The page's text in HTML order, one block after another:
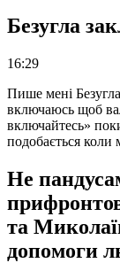
Безугла
16:29
Пише мені
включаюсь щоб
включайтесь»
подобається коли
Не
та
допомоги